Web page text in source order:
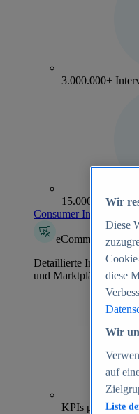
3.000.000+
15.000+ Marken
Consumer Insights
eCommerce
Detaillierte
und Marktplätzen
KPIs pro Shop
Wir
Diese
diese
Wir
auf
Liste